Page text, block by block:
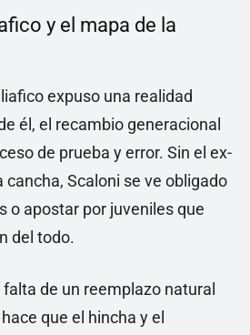
y el mapa de la
expuso una realidad
él, el recambio generacional
de prueba y error. Sin el ex-
cancha, Scaloni se ve obligado
o apostar por juveniles que
del todo.
de un reemplazo natural
que el hincha y el